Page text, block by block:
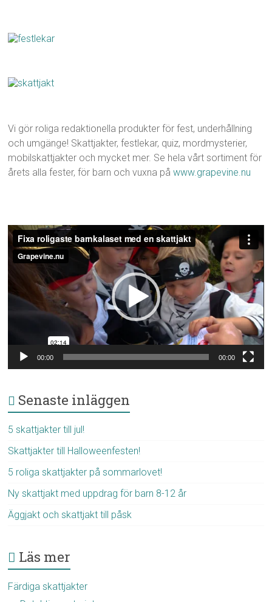
Vi gör roliga redaktionella produkter för fest, underhållning
och umgänge! Skattjakter, festlekar, quiz, mordmysterier,
mobilskattjakter och mycket mer. Se hela vårt sortiment för
årets alla fester, för barn och vuxna påwww.grapevine.nu
Videospelare
00:00 00:00
Senaste inläggen
5 skattjakter till jul!
Skattjakter till Halloweenfesten!
5 roliga skattjakter på sommarlovet!
Ny skattjakt med uppdrag för barn 8-12 år
Äggjakt och skattjakt till påsk
Läs mer
Färdiga skattjakter